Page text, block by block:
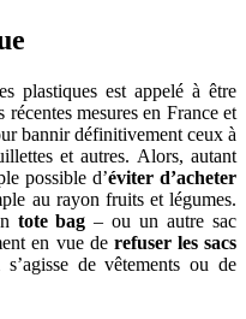
plastiques est appelé à être
mesures en France et
bannir définitivement ceux à
et autres. Alors, autant
possible d’éviter d’acheter
au rayon fruits et légumes.
tote bag– ou un autre sac
en vue de refuser les sacs
de vêtements ou de